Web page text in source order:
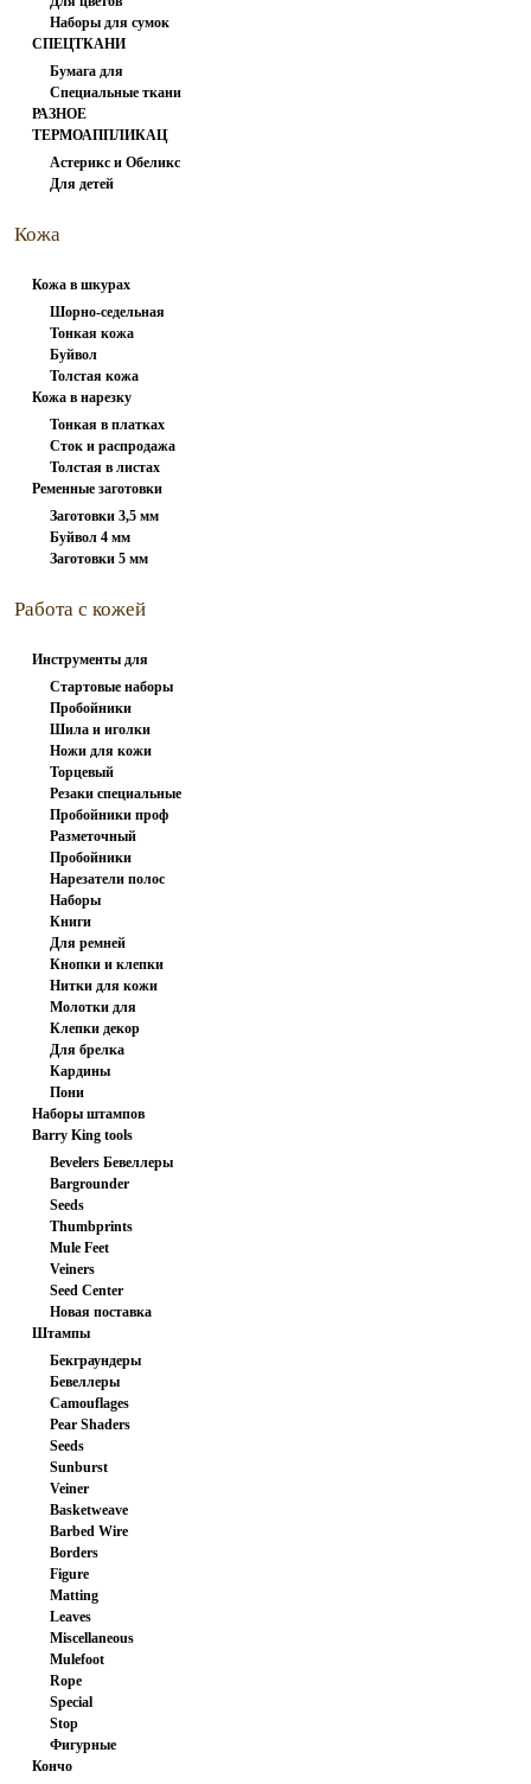
вспарыватели
Наборы для сумок
СПЕЦТКАНИ
Бумага для
заморозки
Специальные ткани
РАЗНОЕ
ТЕРМОАППЛИКАЦИЯ
Астерикс и Обеликс
1
Для детей
Кожа
Кожа в шкурах
Шорно-седельная
Тонкая кожа
Буйвол
Толстая кожа
Кожа в нарезку
Тонкая в платках
Сток и распродажа
Толстая в листах
Ременные заготовки
Заготовки 3,5 мм
Буйвол 4 мм
Заготовки 5 мм
Работа с кожей
Инструменты для
работы с...
Стартовые наборы
Пробойники
вилочные
Шила и иголки
Ножи для кожи
Торцевый
инструмент
Резаки специальные
Пробойники проф
Разметочный
инструмент
Пробойники
револьверные
Нарезатели полос
Наборы
пробойников
Книги
Для ремней
Кнопки и клепки
Нитки для кожи
Молотки для
штампов и...
Клепки декор
Для брелка
заготовка
Кардины
Пони
Наборы штампов
Barry King tools
Bevelers Бевеллеры
Bargrounder
Seeds
Thumbprints
Mule Feet
Veiners
Seed Center
Новая поставка
Штампы
Бекграундеры
Бевеллеры
Camouflages
Pear Shaders
Seeds
Sunburst
Veiner
Basketweave
Barbed Wire
Borders
Figure
Matting
Leaves
Miscellaneous
Mulefoot
Rope
Special
Stop
Фигурные
Кончо